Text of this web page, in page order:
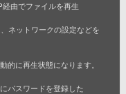
でファイルを再生
ネットワークの設定などを
的に再生状態になります。
パスワードを登録した